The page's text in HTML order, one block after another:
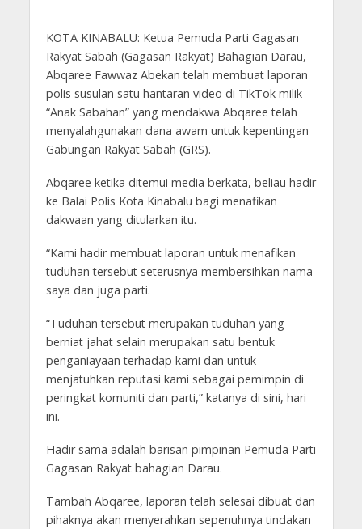
KOTA KINABALU: Ketua Pemuda Parti Gagasan
Rakyat Sabah (Gagasan Rakyat) Bahagian Darau,
Abqaree Fawwaz Abekan telah membuat laporan
polis susulan satu hantaran video di TikTok milik
“Anak Sabahan” yang mendakwa Abqaree telah
menyalahgunakan dana awam untuk kepentingan
Gabungan Rakyat Sabah (GRS).
Abqaree ketika ditemui media berkata, beliau hadir
ke Balai Polis Kota Kinabalu bagi menafikan
dakwaan yang ditularkan itu.
“Kami hadir membuat laporan untuk menafikan
tuduhan tersebut seterusnya membersihkan nama
saya dan juga parti.
“Tuduhan tersebut merupakan tuduhan yang
berniat jahat selain merupakan satu bentuk
penganiayaan terhadap kami dan untuk
menjatuhkan reputasi kami sebagai pemimpin di
peringkat komuniti dan parti,” katanya di sini, hari
ini.
Hadir sama adalah barisan pimpinan Pemuda Parti
Gagasan Rakyat bahagian Darau.
Tambah Abqaree, laporan telah selesai dibuat dan
pihaknya akan menyerahkan sepenuhnya tindakan